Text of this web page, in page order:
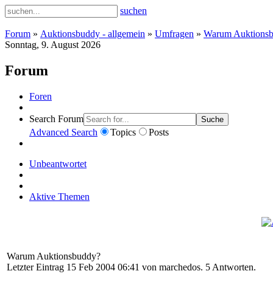
suchen
Forum » Auktionsbuddy - allgemein » Umfragen » Warum
Sonntag, 9. August 2026
Forum
Foren
Search Forum Suche
Advanced Search Topics Posts
Unbeantwortet
Aktive Themen
Warum Auktionsbuddy?
Letzter Eintrag 15 Feb 2004 06:41 von marchedos. 5 Antworten.